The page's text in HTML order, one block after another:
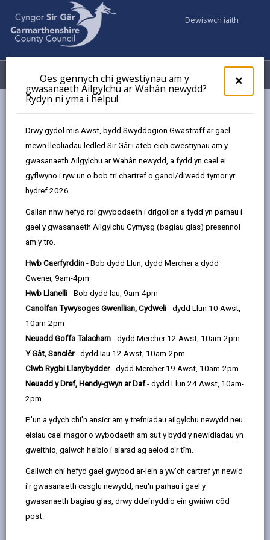
×
Oes gennych chi gwestiynau am y
gwasanaeth Ailgylchu ar Wahân newydd?
Rydyn ni yma i helpu!
Drwy gydol mis Awst, bydd Swyddogion Gwastraff ar gael
mewn lleoliadau ledled Sir Gâr i ateb eich cwestiynau am y
gwasanaeth Ailgylchu ar Wahân newydd, a fydd yn cael ei
gyflwyno i ryw un o bob tri chartref o ganol/diwedd tymor yr
hydref 2026.
Gallan nhw hefyd roi gwybodaeth i drigolion a fydd yn parhau i
gael y gwasanaeth Ailgylchu Cymysg (bagiau glas) presennol
am y tro.
Hwb Caerfyrddin - Bob dydd Llun, dydd Mercher a dydd
Gwener, 9am-4pm
Hwb Llanelli - Bob dydd Iau, 9am-4pm
Canolfan Tywysoges Gwenllian, Cydweli - dydd Llun 10 Awst,
10am-2pm
Neuadd Goffa Talacharn - dydd Mercher 12 Awst, 10am-2pm
Y Gât, Sanclêr- dydd Iau 12 Awst, 10am-2pm
Clwb Rygbi Llanybydder- dydd Mercher 19 Awst, 10am-2pm
Neuadd y Dref, Hendy-gwyn ar Daf- dydd Llun 24 Awst, 10am-
2pm
P'un a ydych chi'n ansicr am y trefniadau ailgylchu newydd neu
eisiau cael rhagor o wybodaeth am sut y bydd y newidiadau yn
gweithio, galwch heibio i siarad ag aelod o'r tîm.
Gallwch chi hefyd gael gwybod ar-lein a yw'ch cartref yn newid
i'r gwasanaeth casglu newydd, neu'n parhau i gael y
gwasanaeth bagiau glas, drwy ddefnyddio ein gwiriwr côd
post:
Dewiswch iaith
Dewislen
Prosiectau Strategol/Arunigol y Gronfa Ffyniant Gyffredin
Prosiectau Strategol/Arunigol y
Gronfa Ffyniant Gyffredin
Roedd y prosiectau wedi’u dewis yn unol â thair
blaenoriaeth fuddsoddi UKSPF:
Cymuned a Lle
Cefnogi Busnes Lleol
Pobl a Sgiliau